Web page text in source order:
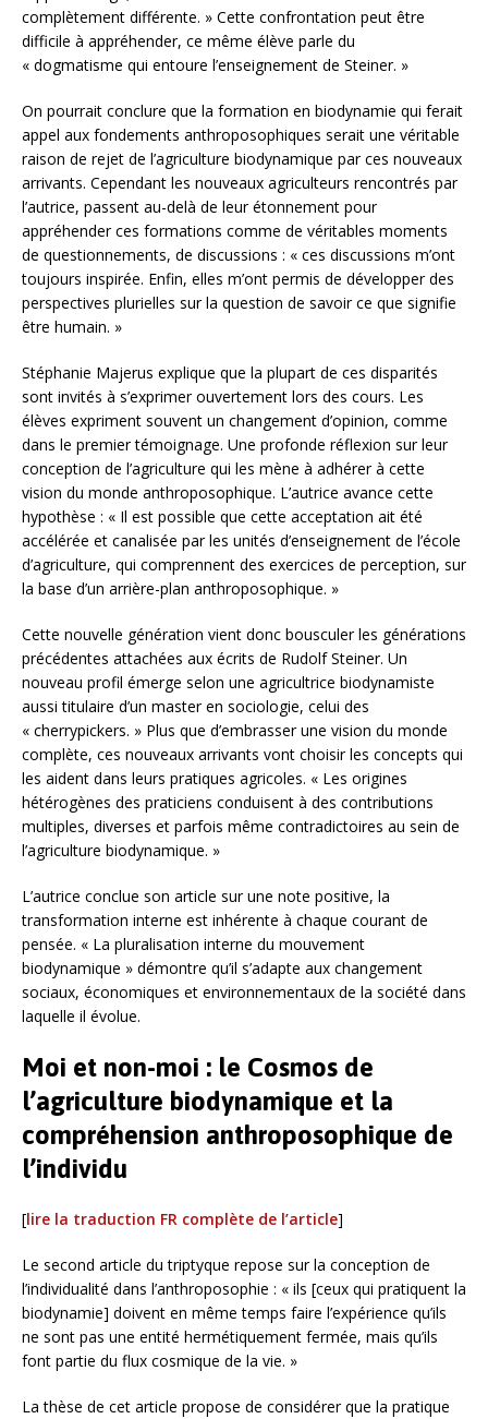
complètement différente. » Cette confrontation peut être
difficile à appréhender, ce même élève parle du
« dogmatisme qui entoure l’enseignement de Steiner. »
On pourrait conclure que la formation en biodynamie qui ferait
appel aux fondements anthroposophiques serait une véritable
raison de rejet de l’agriculture biodynamique par ces nouveaux
arrivants. Cependant les nouveaux agriculteurs rencontrés par
l’autrice, passent au-delà de leur étonnement pour
appréhender ces formations comme de véritables moments
de questionnements, de discussions : « ces discussions m’ont
toujours inspirée. Enfin, elles m’ont permis de développer des
perspectives plurielles sur la question de savoir ce que signifie
être humain. »
Stéphanie Majerus explique que la plupart de ces disparités
sont invités à s’exprimer ouvertement lors des cours. Les
élèves expriment souvent un changement d’opinion, comme
dans le premier témoignage. Une profonde réflexion sur leur
conception de l’agriculture qui les mène à adhérer à cette
vision du monde anthroposophique. L’autrice avance cette
hypothèse : « Il est possible que cette acceptation ait été
accélérée et canalisée par les unités d’enseignement de l’école
d’agriculture, qui comprennent des exercices de perception, sur
la base d’un arrière-plan anthroposophique. »
Cette nouvelle génération vient donc bousculer les générations
précédentes attachées aux écrits de Rudolf Steiner. Un
nouveau profil émerge selon une agricultrice biodynamiste
aussi titulaire d’un master en sociologie, celui des
« cherrypickers. » Plus que d’embrasser une vision du monde
complète, ces nouveaux arrivants vont choisir les concepts qui
les aident dans leurs pratiques agricoles. « Les origines
hétérogènes des praticiens conduisent à des contributions
multiples, diverses et parfois même contradictoires au sein de
l’agriculture biodynamique. »
L’autrice conclue son article sur une note positive, la
transformation interne est inhérente à chaque courant de
pensée. « La pluralisation interne du mouvement
biodynamique » démontre qu’il s’adapte aux changement
sociaux, économiques et environnementaux de la société dans
laquelle il évolue.
Moi et non-moi : le Cosmos de
l’agriculture biodynamique et la
compréhension anthroposophique de
l’individu
[lire la traduction FR complète de l’article]
Le second article du triptyque repose sur la conception de
l’individualité dans l’anthroposophie : « ils [ceux qui pratiquent la
biodynamie] doivent en même temps faire l’expérience qu’ils
ne sont pas une entité hermétiquement fermée, mais qu’ils
font partie du flux cosmique de la vie. »
La thèse de cet article propose de considérer que la pratique